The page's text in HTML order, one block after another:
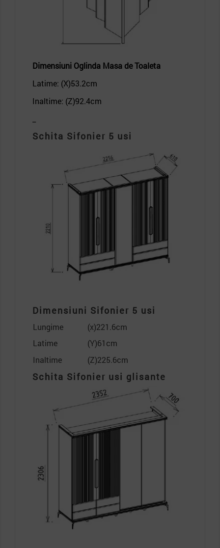
Dimensiuni Oglinda Masa de Toaleta
Latime: (X)53.2cm
Inaltime: (Z)92.4cm
Schita Sifonier 5 usi
Dimensiuni Sifonier 5 usi
Lungime
(x)221.6cm
Latime
(Y)61cm
Inaltime
(Z)225.6cm
Schita Sifonier usi glisante